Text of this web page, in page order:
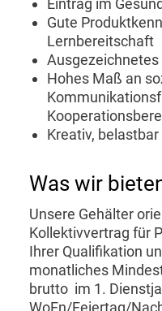
Eintrag im
Gute
Lernbereitschaft
Hohes Maß an
Kreativ, belastbar
Was wir
Unsere Gehälter
Kollektivvertrag für
Ihrer Qualifikation
monatliches
brutto im 1.
WoEn/Feiertag/